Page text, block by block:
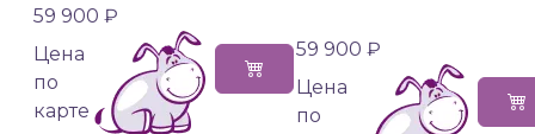
59 900 ₽
Цена
по
карте
59 900 ₽
Цена
по